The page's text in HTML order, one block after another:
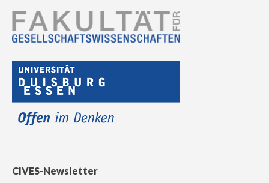
CIVES-Newsletter